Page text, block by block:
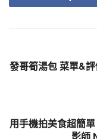
發哥筍湯包 菜單&
用手機拍美食超簡